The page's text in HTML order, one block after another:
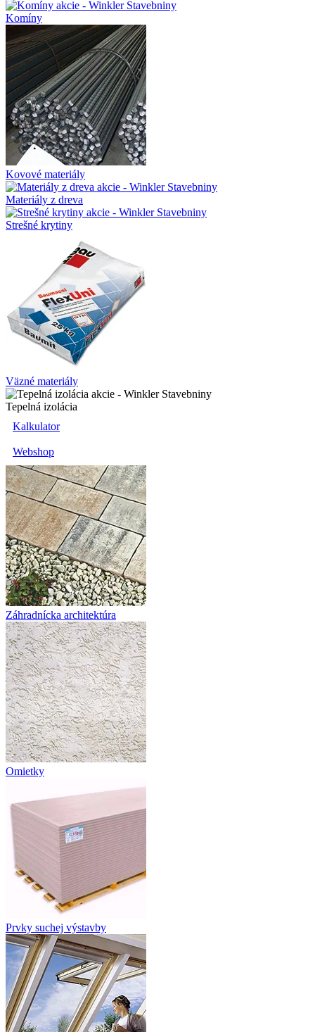
Komíny
Kovové materiály
Materiály z dreva
Strešné krytiny
Väzné materiály
Tepelná izolácia
Kalkulator
Webshop
Záhradnícka architektúra
Omietky
Prvky suchej výstavby